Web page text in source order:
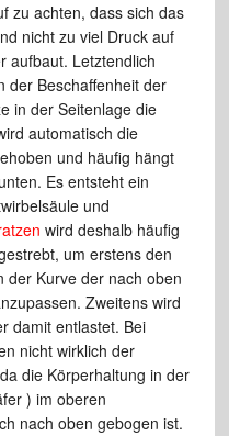
zu achten, dass sich das
nicht zu viel Druck auf
aufbaut. Letztendlich
der Beschaffenheit der
in der Seitenlage die
automatisch die
und häufig hängt
Es entsteht ein
und
wird deshalb häufig
um erstens den
der Kurve der nach oben
Zweitens wird
damit entlastet. Bei
nicht wirklich der
die Körperhaltung in der
) im oberen
nach oben gebogen ist.